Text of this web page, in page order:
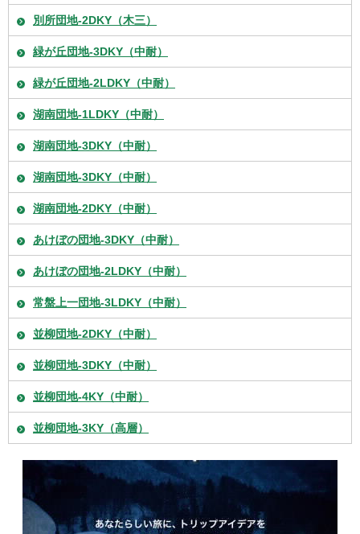
別所団地-2DKY（木三）
緑が丘団地-3DKY（中耐）
緑が丘団地-2LDKY（中耐）
湖南団地-1LDKY（中耐）
湖南団地-3DKY（中耐）
湖南団地-3DKY（中耐）
湖南団地-2DKY（中耐）
あけぼの団地-3DKY（中耐）
あけぼの団地-2LDKY（中耐）
常盤上一団地-3LDKY（中耐）
並柳団地-2DKY（中耐）
並柳団地-3DKY（中耐）
並柳団地-4KY（中耐）
並柳団地-3KY（高層）